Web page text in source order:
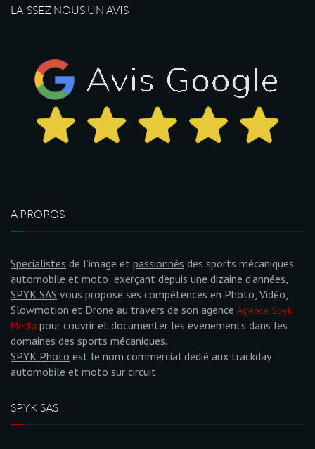
LAISSEZ NOUS UN AVIS
A PROPOS
Spécialistes de l’image et passionnés des sports mécaniques
automobile et moto exerçant depuis une dizaine d’années,
SPYK SAS vous propose ses compétences en Photo, Vidéo,
Slowmotion et Drone au travers de son agence Agence Spyk
Media pour couvrir et documenter les évènements dans les
domaines des sports mécaniques.
SPYK Photo est le nom commercial dédié aux trackday
automobile et moto sur circuit.
SPYK SAS